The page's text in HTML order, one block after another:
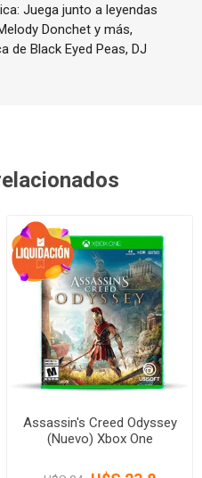
Juega junto a leyendas
Donchet y más,
de Black Eyed Peas, DJ
Assassin's Creed Odyssey
(Nuevo) Xbox One